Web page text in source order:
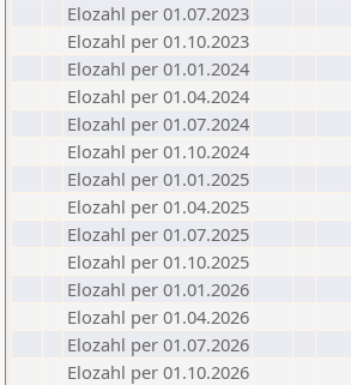
Elozahl per 01.07.2023
Elozahl per 01.10.2023
Elozahl per 01.01.2024
Elozahl per 01.04.2024
Elozahl per 01.07.2024
Elozahl per 01.10.2024
Elozahl per 01.01.2025
Elozahl per 01.04.2025
Elozahl per 01.07.2025
Elozahl per 01.10.2025
Elozahl per 01.01.2026
Elozahl per 01.04.2026
Elozahl per 01.07.2026
Elozahl per 01.10.2026